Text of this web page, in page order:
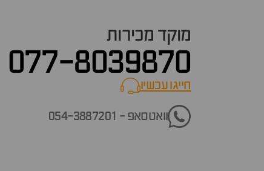
מוקד מכירות
077-8039870
חייגו עכשיוcall now
וואטסאפ - 054-3887201